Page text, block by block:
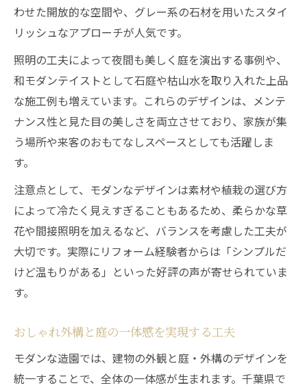
わせた開放的な空間や、グレー系の石材を用いたスタイ
リッシュなアプローチが人気です。
照明の工夫によって夜間も美しく庭を演出する事例や、
和モダンテイストとして石庭や枯山水を取り入れた上品
な施工例も増えています。これらのデザインは、メンテ
ナンス性と見た目の美しさを両立させており、家族が集
う場所や来客のおもてなしスペースとしても活躍しま
す。
注意点として、モダンなデザインは素材や植栽の選び方
によって冷たく見えすぎることもあるため、柔らかな草
花や間接照明を加えるなど、バランスを考慮した工夫が
大切です。実際にリフォーム経験者からは「シンプルだ
けど温もりがある」といった好評の声が寄せられていま
す。
おしゃれ外構と庭の一体感を実現する工夫
モダンな造園では、建物の外観と庭・外構のデザインを
統一することで、全体の一体感が生まれます。千葉県で